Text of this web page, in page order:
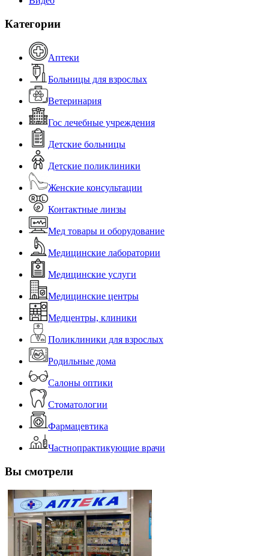
Категории
Аптеки
Больницы для взрослых
Ветеринария
Гос лечебные учреждения
Детские больницы
Детские поликлиники
Женские консультации
Контактные линзы
Мед товары и оборудование
Медицинские лаборатории
Медицинские услуги
Медицинские центры
Медцентры, клиники
Поликлиники для взрослых
Родильные дома
Салоны оптики
Стоматологии
Фармацевтика
Частнопрактикующие врачи
Вы смотрели